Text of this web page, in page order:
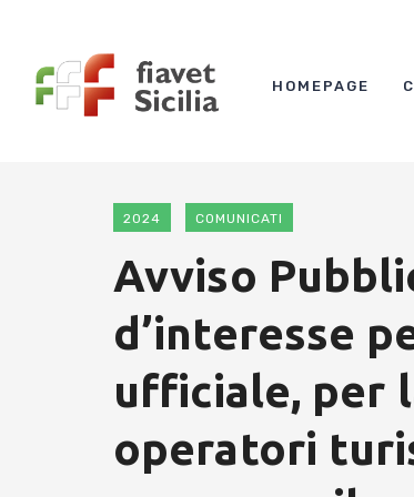
HOMEPAGE
2024 COMUNICATI
Avviso
d’interesse
ufficiale, per
operatori